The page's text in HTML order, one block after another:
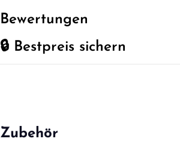
Bewertungen
🔒 Bestpreis sichern
Zubehör